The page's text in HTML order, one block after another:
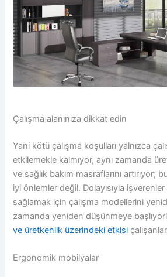
Çalışma alanınıza dikkat edin
Yani kötü çalışma koşulları yalnızca
etkilemekle kalmıyor, aynı zamanda
ve sağlık bakım masraflarını artırıyor;
iyi önlemler değil. Dolayısıyla
sağlamak için çalışma modellerini
zamanda yeniden düşünmeye
ve üretkenlik üzerindeki etkisi
Ergonomik mobilyalar